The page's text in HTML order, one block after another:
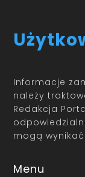
Informacje
należy
Redakcja
mogą
Menu